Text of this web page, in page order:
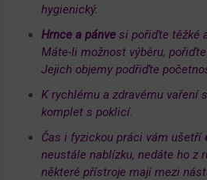
hygienický.
Hrnce a pánve si pořiďte těžké
Máte-li možnost výběru,
Jejich objemy podřiďte
K rychlému a zdravému vaření
komplet s poklicí.
Čas i fyzickou práci vám ušetří
neustále nablízku, nedáte ho z
některé přístroje mají mezi